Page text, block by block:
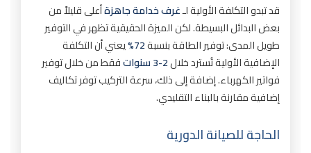
قد تبدو التكلفة الأولية لـغرف خدامة جاهزةأعلى قليلاً من
بعض البدائل البسيطة. لكن الميزة الحقيقية تظهر في التوفير
طويل المدى: توفير الطاقة بنسبة72% يعني أن التكلفة
الإضافية الأولية تُسترد خلال2-3 سنوات
فقط من خلال توفير
فواتير الكهرباء. إضافة إلى ذلك، سرعة التركيب توفر تكاليف
إضافية مقارنة بالبناء التقليدي.
الحاجة للصيانة الدورية